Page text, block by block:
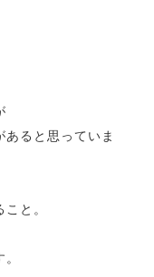
ると思っていま
と。